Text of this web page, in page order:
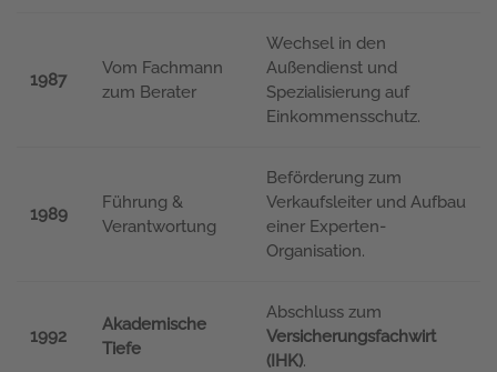
1987
Vom Fachmann
zum Berater
Wechsel in den
Außendienst und
Spezialisierung auf
Einkommensschutz.
1989
Führung &
Verantwortung
Beförderung zum
Verkaufsleiter und Aufbau
einer Experten-
Organisation.
1992
Akademische
Tiefe
Abschluss zum
Versicherungsfachwirt
(IHK).